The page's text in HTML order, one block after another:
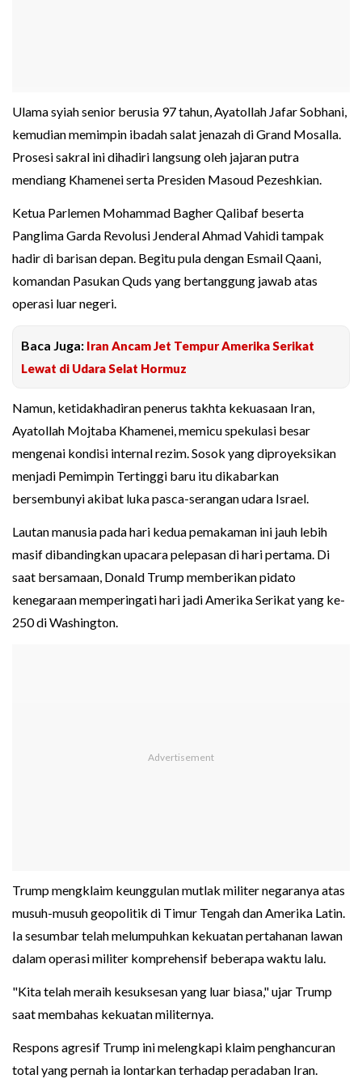
Ulama syiah senior berusia 97 tahun, Ayatollah Jafar Sobhani,
kemudian memimpin ibadah salat jenazah di Grand Mosalla.
Prosesi sakral ini dihadiri langsung oleh jajaran putra
mendiang Khamenei serta Presiden Masoud Pezeshkian.
Ketua Parlemen Mohammad Bagher Qalibaf beserta
Panglima Garda Revolusi Jenderal Ahmad Vahidi tampak
hadir di barisan depan. Begitu pula dengan Esmail Qaani,
komandan Pasukan Quds yang bertanggung jawab atas
operasi luar negeri.
Baca Juga: Iran Ancam Jet Tempur Amerika Serikat
Lewat di Udara Selat Hormuz
Namun, ketidakhadiran penerus takhta kekuasaan Iran,
Ayatollah Mojtaba Khamenei, memicu spekulasi besar
mengenai kondisi internal rezim. Sosok yang diproyeksikan
menjadi Pemimpin Tertinggi baru itu dikabarkan
bersembunyi akibat luka pasca-serangan udara Israel.
Lautan manusia pada hari kedua pemakaman ini jauh lebih
masif dibandingkan upacara pelepasan di hari pertama. Di
saat bersamaan, Donald Trump memberikan pidato
kenegaraan memperingati hari jadi Amerika Serikat yang ke-
250 di Washington.
Trump mengklaim keunggulan mutlak militer negaranya atas
musuh-musuh geopolitik di Timur Tengah dan Amerika Latin.
Ia sesumbar telah melumpuhkan kekuatan pertahanan lawan
dalam operasi militer komprehensif beberapa waktu lalu.
"Kita telah meraih kesuksesan yang luar biasa," ujar Trump
saat membahas kekuatan militernya.
Respons agresif Trump ini melengkapi klaim penghancuran
total yang pernah ia lontarkan terhadap peradaban Iran.